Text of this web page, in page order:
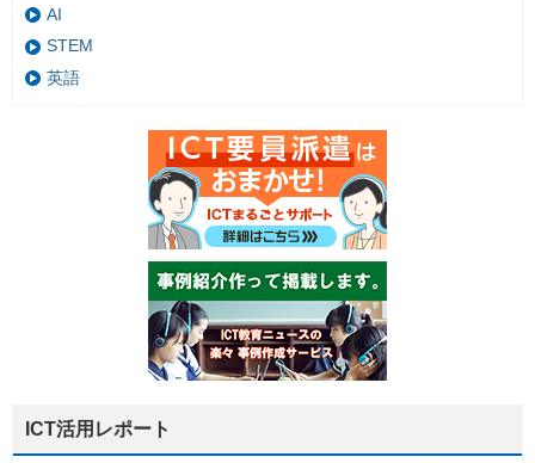
AI
STEM
英語
ICT活用レポート